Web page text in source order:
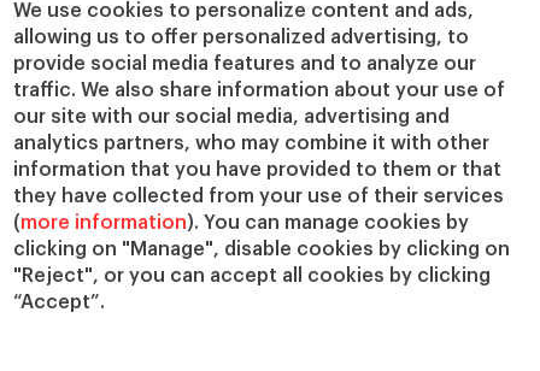
We use cookies to personalize content and ads,
allowing us to offer personalized advertising, to
provide social media features and to analyze our
traffic. We also share information about your use of
our site with our social media, advertising and
analytics partners, who may combine it with other
information that you have provided to them or that
they have collected from your use of their services
(more information). You can manage cookies by
clicking on "Manage", disable cookies by clicking on
"Reject", or you can accept all cookies by clicking
“Accept”.
Cátedras
IESE Insight
IESE Publishing
Nuestro impacto
Colabora con el IESE
Servicios
Biblioteca
Canal de compliance
IESE Shop
Jobs @IESE